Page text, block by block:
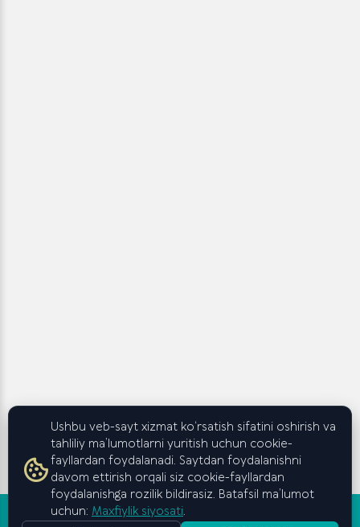
Ushbu veb-sayt xizmat ko‘rsatish sifatini oshirish va
tahliliy ma’lumotlarni yuritish uchun cookie-
fayllardan foydalanadi. Saytdan foydalanishni
davom ettirish orqali siz cookie-fayllardan
foydalanishga rozilik bildirasiz. Batafsil ma’lumot
uchun: Maxfiylik siyosati.